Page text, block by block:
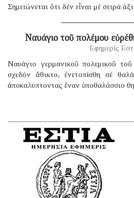
Σημειώνεται ὅτι δέν εἶναι μέ σειρά
Ναυάγιο τοῦ πολέμου
Εφημερίς
Ναυάγιο γερμανικοῦ πολεμικοῦ
σχεδόν ἄθικτο, ἐνετοπίσθη σέ
ἀποκαλύπτοντας ἕναν ὑποθαλάσσιο